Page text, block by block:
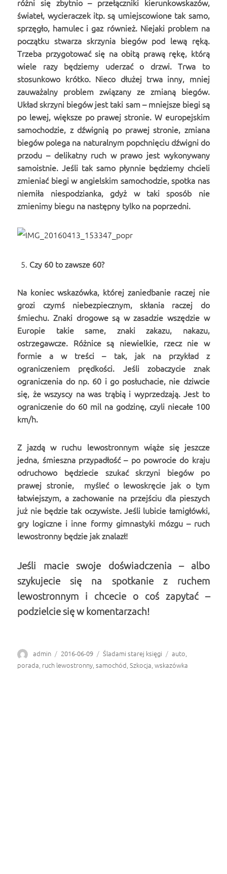
różni się zbytnio – przełączniki kierunkowskazów,
świateł, wycieraczek itp. są umiejscowione tak samo,
sprzęgło, hamulec i gaz również. Niejaki problem na
początku stwarza skrzynia biegów pod lewą ręką.
Trzeba przygotować się na obitą prawą rękę, którą
wiele razy będziemy uderzać o drzwi. Trwa to
stosunkowo krótko. Nieco dłużej trwa inny, mniej
zauważalny problem związany ze zmianą biegów.
Układ skrzyni biegów jest taki sam – mniejsze biegi są
po lewej, większe po prawej stronie. W europejskim
samochodzie, z dźwignią po prawej stronie, zmiana
biegów polega na naturalnym popchnięciu dźwigni do
przodu – delikatny ruch w prawo jest wykonywany
samoistnie. Jeśli tak samo płynnie będziemy chcieli
zmieniać biegi w angielskim samochodzie, spotka nas
niemiła niespodzianka, gdyż w taki sposób nie
zmienimy biegu na następny tylko na poprzedni.
Czy 60 to zawsze 60?
Na koniec wskazówka, której zaniedbanie raczej nie
grozi czymś niebezpiecznym, skłania raczej do
śmiechu. Znaki drogowe są w zasadzie wszędzie w
Europie takie same, znaki zakazu, nakazu,
ostrzegawcze. Różnice są niewielkie, rzecz nie w
formie a w treści – tak, jak na przykład z
ograniczeniem prędkości. Jeśli zobaczycie znak
ograniczenia do np. 60 i go posłuchacie, nie dziwcie
się, że wszyscy na was trąbią i wyprzedzają. Jest to
ograniczenie do 60 mil na godzinę, czyli niecałe 100
km/h.
Z jazdą w ruchu lewostronnym wiąże się jeszcze
jedna, śmieszna przypadłość – po powrocie do kraju
odruchowo będziecie szukać skrzyni biegów po
prawej stronie, myśleć o lewoskręcie jak o tym
łatwiejszym, a zachowanie na przejściu dla pieszych
już nie będzie tak oczywiste. Jeśli lubicie łamigłówki,
gry logiczne i inne formy gimnastyki mózgu – ruch
lewostronny będzie jak znalazł!
Jeśli macie swoje doświadczenia – albo
szykujecie się na spotkanie z ruchem
lewostronnym i chcecie o coś zapytać –
podzielcie się w komentarzach!
Autor
admin Opublikowano
2016-06-09 Kategorie
Śladami starej księgi Tagi
auto,
porada ruch lewostronny ,samochód ,Szkocja ,wskazówka